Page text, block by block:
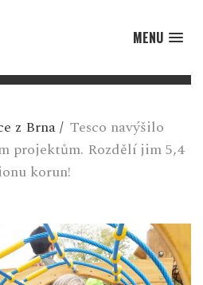
MENU
z Brna/ Tesco navýšilo
projektům. Rozdělí jim 5,4
korun!